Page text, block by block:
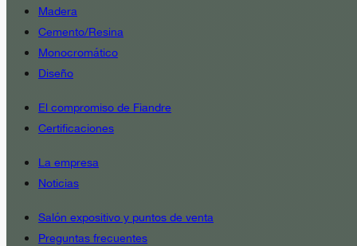
Madera
Cemento/Resina
Monocromático
Diseño
El compromiso de Fiandre
Certificaciones
La empresa
Noticias
Salón expositivo y puntos de venta
Preguntas frecuentes